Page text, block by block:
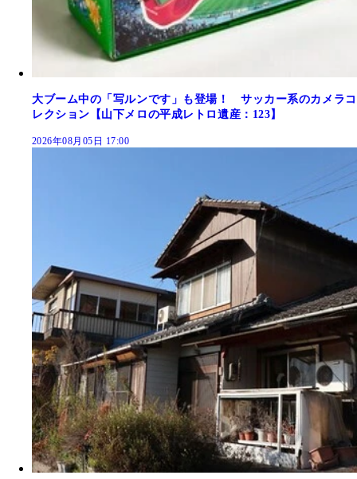
大ブーム中の「写ルンです」も登場！ サッカー系のカメラコ
レクション【山下メロの平成レトロ遺産：123】
2026年08月05日 17:00